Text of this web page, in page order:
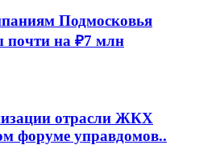
Подмосковья
почти на ₽7 млн
отрасли ЖКХ
форуме управдомов..